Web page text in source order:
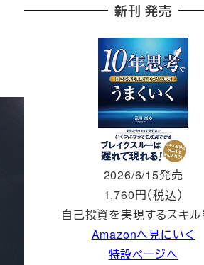
新刊 発売
2026/6/15発売
1,760円（税込）
自己投資を実現するスキ
Amazonへ見にいく
特設ページへ